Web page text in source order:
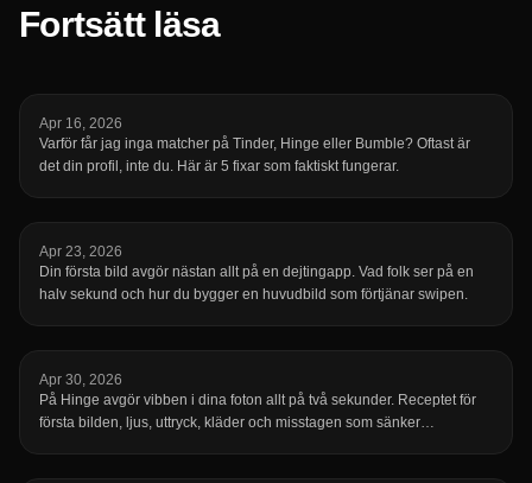
Fortsätt läsa
Apr 16, 2026
Varför får jag inga matcher på Tinder, Hinge eller Bumble? Oftast är
det din profil, inte du. Här är 5 fixar som faktiskt fungerar.
Apr 23, 2026
Din första bild avgör nästan allt på en dejtingapp. Vad folk ser på en
halv sekund och hur du bygger en huvudbild som förtjänar swipen.
Apr 30, 2026
På Hinge avgör vibben i dina foton allt på två sekunder. Receptet för
första bilden, ljus, uttryck, kläder och misstagen som sänker